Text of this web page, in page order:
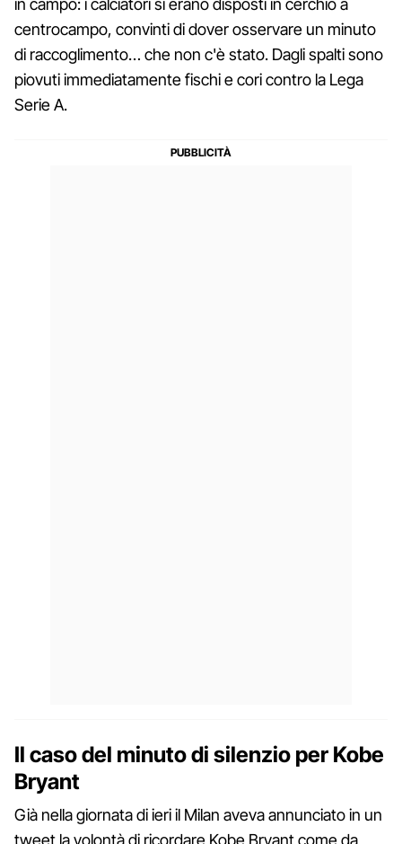
in campo: i calciatori si erano disposti in cerchio a
centrocampo, convinti di dover osservare un minuto
di raccoglimento… che non c'è stato. Dagli spalti sono
piovuti immediatamente fischi e cori contro la Lega
Serie A.
Il caso del minuto di silenzio per Kobe
Bryant
Già nella giornata di ieri il Milan aveva annunciato in un
tweet la volontà di ricordare Kobe Bryant come da